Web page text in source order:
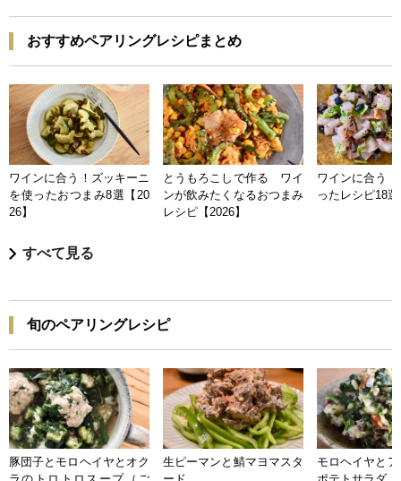
おすすめペアリングレシピまとめ
ワインに合う！ズッキーニ
を使ったおつまみ8選【20
26】
とうもろこしで作る ワイ
ンが飲みたくなるおつまみ
レシピ【2026】
ワインに合う
ったレシピ18
すべて見る
旬のペアリングレシピ
豚団子とモロヘイヤとオク
生ピーマンと鯖マヨマスタ
モロヘイヤと